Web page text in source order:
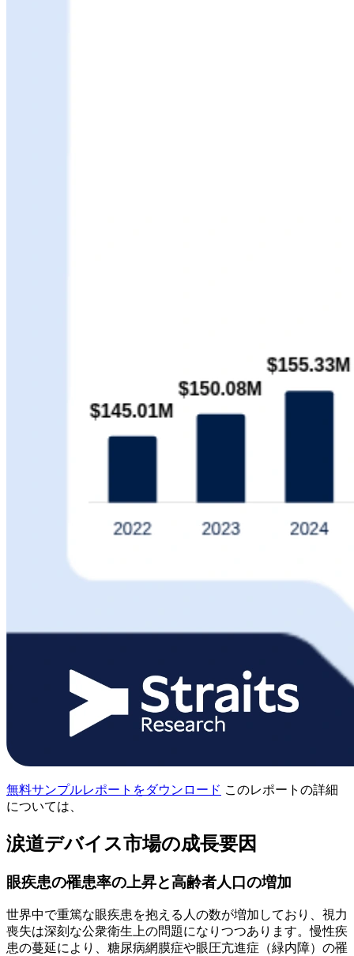
無料サンプルレポートをダウンロード このレポートの詳細
については、
涙道デバイス市場の成長要因
眼疾患の罹患率の上昇と高齢者人口の増加
世界中で重篤な眼疾患を抱える人の数が増加しており、視力
喪失は深刻な公衆衛生上の問題になりつつあります。慢性疾
患の蔓延により、糖尿病網膜症や眼圧亢進症（緑内障）の罹